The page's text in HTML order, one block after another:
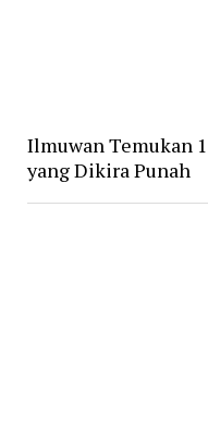
Ilmuwan Temukan
yang Dikira Punah